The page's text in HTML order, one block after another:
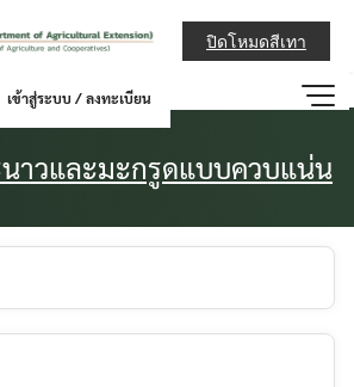
กรมส่งเสริมกา
เข้าสู่ระบบ / ลงทะเบียน
าวและมะกรูดแบบควบแน่น
ปิดโหมดสีเทา